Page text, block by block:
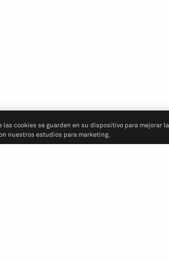
las cookies se guarden en su dispositivo para mejorar la
nuestros estudios para marketing.